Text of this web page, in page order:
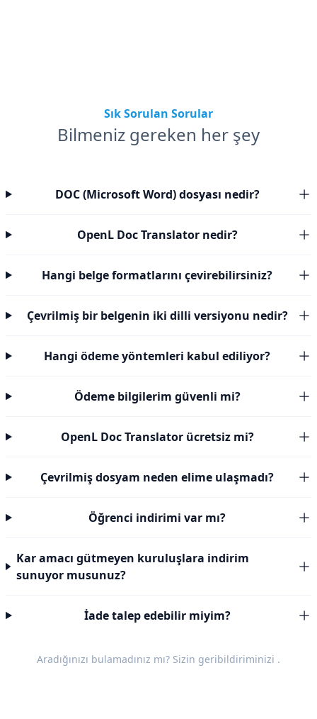
Sık Sorulan Sorular
Bilmeniz gereken her şey
DOC (Microsoft Word) dosyası nedir?
OpenL Doc Translator nedir?
Hangi belge formatlarını çevirebilirsiniz?
Çevrilmiş bir belgenin iki dilli versiyonu nedir?
Hangi ödeme yöntemleri kabul ediliyor?
Ödeme bilgilerim güvenli mi?
OpenL Doc Translator ücretsiz mi?
Çevrilmiş dosyam neden elime ulaşmadı?
Öğrenci indirimi var mı?
Kar amacı gütmeyen kuruluşlara indirim
sunuyor musunuz?
İade talep edebilir miyim?
Aradığınızı bulamadınız mı? Sizin geribildiriminizi .